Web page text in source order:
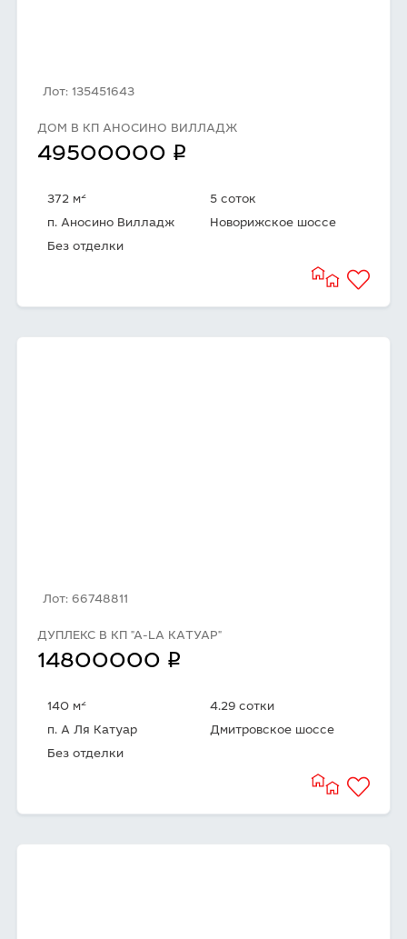
Лот: 135451643
ДОМ В КП АНОСИНО ВИЛЛАДЖ
49500000 q
372 м2
5 соток
п. Аносино Вилладж
Новорижское шоссе
Без отделки
Лот: 66748811
ДУПЛЕКС В КП "А-LА КАТУАР"
14800000 q
140 м2
4.29 сотки
п. А Ля Катуар
Дмитровское шоссе
Без отделки